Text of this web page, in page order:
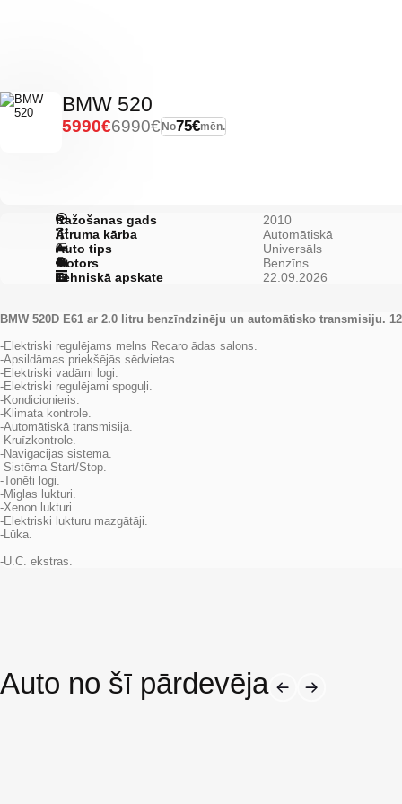
BMW 520
No75€mēn.
6990€
5990€
Ražošanas gads
2010
Ātruma kārba
Automātiskā
Auto tips
Universāls
Motors
Benzīns
Tehniskā apskate
22.09.2026
BMW 520D E61 ar 2.0 litru benzīndzinēju un automātisko transmisiju.
-Elektriski regulējams melns Recaro ādas salons.
-Apsildāmas priekšējās sēdvietas.
-Elektriski vadāmi logi.
-Elektriski regulējami spoguļi.
-Kondicionieris.
-Klimata kontrole.
-Automātiskā transmisija.
-Kruīzkontrole.
-Navigācijas sistēma.
-Sistēma Start/Stop.
-Tonēti logi.
-Miglas lukturi.
-Xenon lukturi.
-Elektriski lukturu mazgātāji.
-Lūka.
-U.C. ekstras.
Auto no šī pārdevēja